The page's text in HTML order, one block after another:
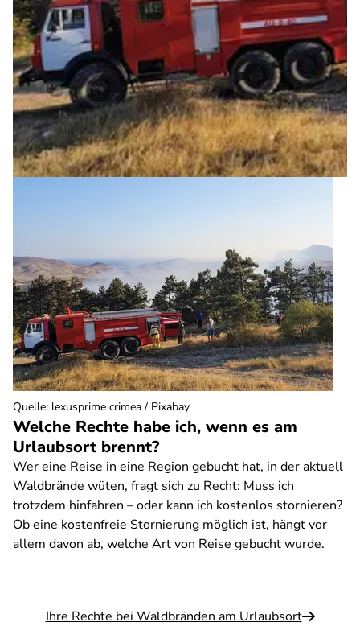
Welche Rechte habe ich, wenn es am
Urlaubsort brennt?
Wer eine Reise in eine Region gebucht hat, in der aktuell
Waldbrände wüten, fragt sich zu Recht: Muss ich
trotzdem hinfahren – oder kann ich kostenlos stornieren?
Ob eine kostenfreie Stornierung möglich ist, hängt vor
allem davon ab, welche Art von Reise gebucht wurde.
Ihre Rechte bei Waldbränden am Urlaubsort
Quelle: lexusprime crimea / Pixabay